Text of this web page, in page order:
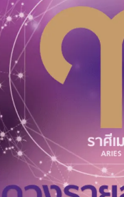
ติดตามสนุกโซเชียลได้ที่
(ประเทศไทย) จำกัด